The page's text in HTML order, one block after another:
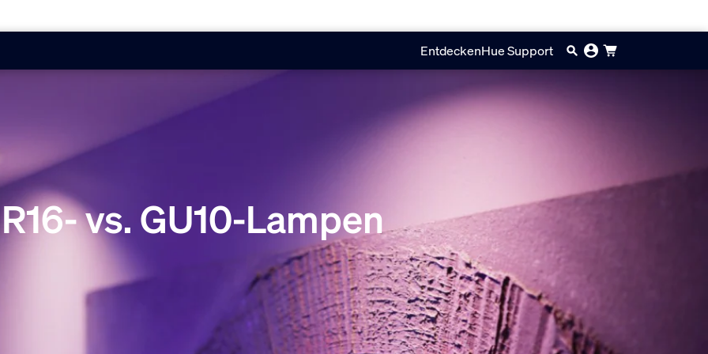
EntdeckenHue Support
vs. GU10-Lampen